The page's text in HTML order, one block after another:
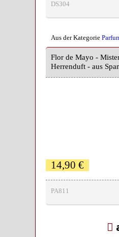
DS304
Aus der Kategorie
Flor de Mayo -
Herrenduft - aus
14,90 €
PA811